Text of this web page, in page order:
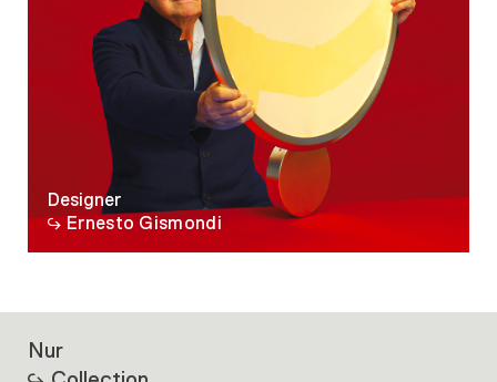
Designer
Ernesto Gismondi
Nur